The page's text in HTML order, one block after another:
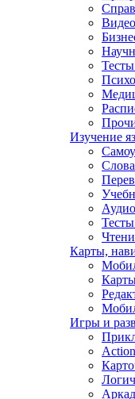
Тесты
Изучение
Карты,
Игры и
Action